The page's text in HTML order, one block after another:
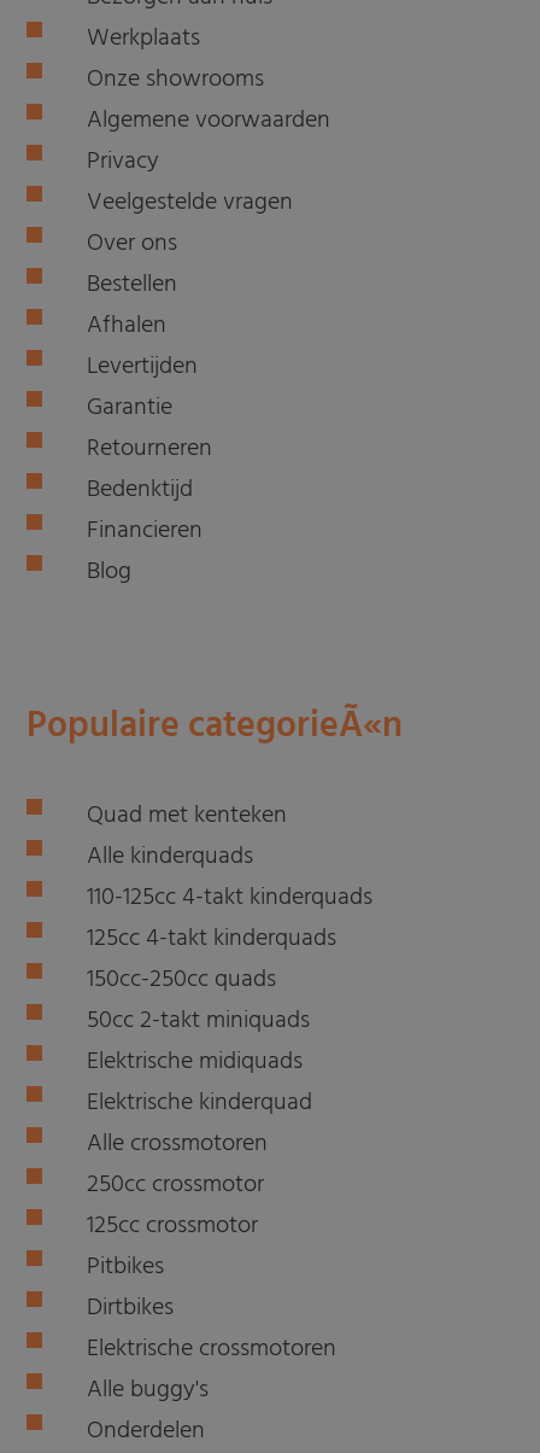
Werkplaats
Onze showrooms
Algemene voorwaarden
Privacy
Veelgestelde vragen
Over ons
Bestellen
Afhalen
Levertijden
Garantie
Retourneren
Bedenktijd
Financieren
Blog
Populaire categorieÃ«n
Quad met kenteken
Alle kinderquads
110-125cc 4-takt kinderquads
125cc 4-takt kinderquads
150cc-250cc quads
50cc 2-takt miniquads
Elektrische midiquads
Elektrische kinderquad
Alle crossmotoren
250cc crossmotor
125cc crossmotor
Pitbikes
Dirtbikes
Elektrische crossmotoren
Alle buggy's
Onderdelen